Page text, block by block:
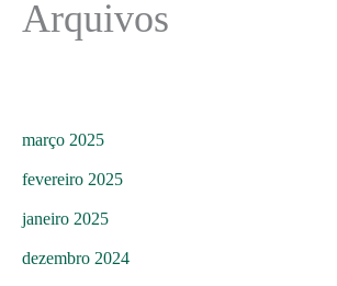
Arquivos
março 2025
fevereiro 2025
janeiro 2025
dezembro 2024